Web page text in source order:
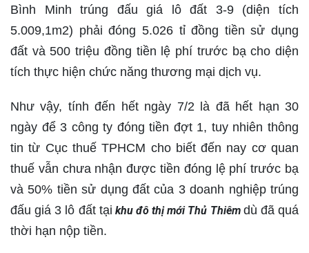
Bình Minh trúng đấu giá lô đất 3-9 (diện tích
5.009,1m2) phải đóng 5.026 tỉ đồng tiền sử dụng
đất và 500 triệu đồng tiền lệ phí trước bạ cho diện
tích thực hiện chức năng thương mại dịch vụ.
Như vậy, tính đến hết ngày 7/2 là đã hết hạn 30
ngày để 3 công ty đóng tiền đợt 1, tuy nhiên thông
tin từ Cục thuế TPHCM cho biết đến nay cơ quan
thuế vẫn chưa nhận được tiền đóng lệ phí trước bạ
và 50% tiền sử dụng đất của 3 doanh nghiệp trúng
đấu giá 3 lô đất tại khu đô thị mới Thủ Thiêm dù đã quá
thời hạn nộp tiền.